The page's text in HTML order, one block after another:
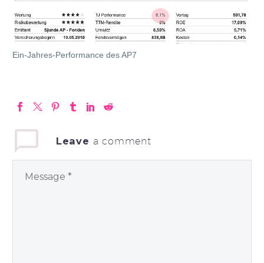
Ein-Jahres-Performance des AP7
Leave a comment